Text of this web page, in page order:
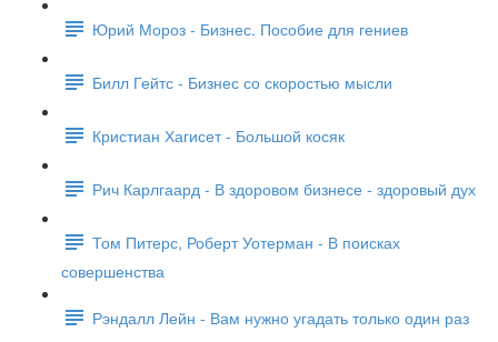
Юрий Мороз - Бизнес. Пособие для гениев
Билл Гейтс - Бизнес со скоростью мысли
Кристиан Хагисет - Большой косяк
Рич Карлгаард - В здоровом бизнесе - здоровый дух
Том Питерс, Роберт Уотерман - В поисках
совершенства
Рэндалл Лейн - Вам нужно угадать только один раз